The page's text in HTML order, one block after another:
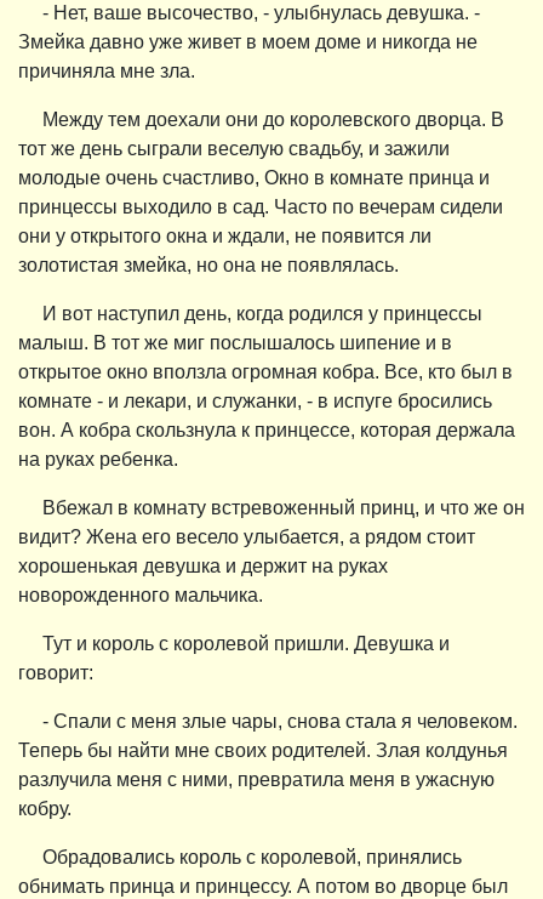
- Нет, ваше высочество, - улыбнулась девушка. -
Змейка давно уже живет в моем доме и никогда не
причиняла мне зла.
Между тем доехали они до королевского дворца. В
тот же день сыграли веселую свадьбу, и зажили
молодые очень счастливо, Окно в комнате принца и
принцессы выходило в сад. Часто по вечерам сидели
они у открытого окна и ждали, не появится ли
золотистая змейка, но она не появлялась.
И вот наступил день, когда родился у принцессы
малыш. В тот же миг послышалось шипение и в
открытое окно вползла огромная кобра. Все, кто был в
комнате - и лекари, и служанки, - в испуге бросились
вон. А кобра скользнула к принцессе, которая держала
на руках ребенка.
Вбежал в комнату встревоженный принц, и что же он
видит? Жена его весело улыбается, а рядом стоит
хорошенькая девушка и держит на руках
новорожденного мальчика.
Тут и король с королевой пришли. Девушка и
говорит:
- Спали с меня злые чары, снова стала я человеком.
Теперь бы найти мне своих родителей. Злая колдунья
разлучила меня с ними, превратила меня в ужасную
кобру.
Обрадовались король с королевой, принялись
обнимать принца и принцессу. А потом во дворце был